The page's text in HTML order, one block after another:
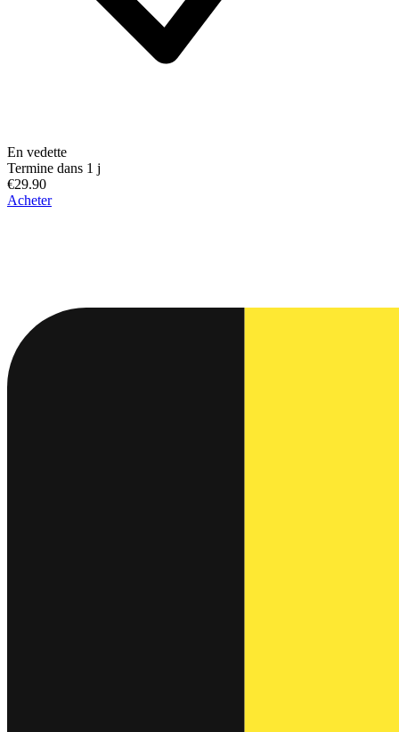
En vedette
Termine dans 1 j
€29.90
Acheter